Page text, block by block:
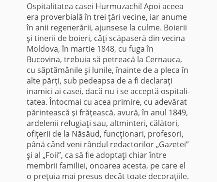
Ospitalitatea casei Hurmuzachi! Apoi aceea
era proverbială în trei ţări vecine, iar anume
în anii regenerării, ajunsese la culme. Boierii
şi ti­nerii de boieri, câţi scăpaseră din vecina
Moldova, în martie 1848, cu fuga în
Bucovina, trebuia să petreacă la Cernauca,
cu săptămânile şi lunile, înainte de a pleca în
alte părţi, sub pedeapsa de a fi declaraţi
inamici ai casei, dacă nu i se acceptă ospitali­
tatea. Întocmai cu acea primire, cu adevărat
părintească şi frăţească, avură, în anul 1849,
ardelenii refugiaţi sau, altminteri, călători,
ofiţerii de la Năsăud, funcţio­nari, profesori,
până când veni rândul redactorilor „Gazetei”
şi al „Foii”, ca să fie adoptaţi chiar între
membrii familiei, onoarea acesta, pe care el
o preţuia mai presus decât toate decoraţiile.